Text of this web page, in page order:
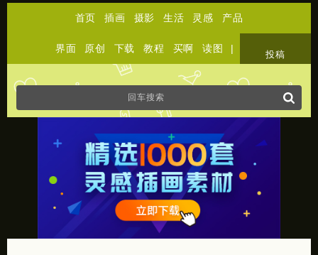
首页 插画 摄影 生活 灵感 产品
界面 原创 下载 教程 买啊 读图 |
投稿